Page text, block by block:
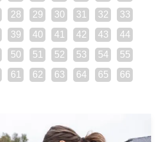
28 29 30 31 32
33
39 40 41 42 43
44
50 51 52 53 54
55
61 62 63 64 65
66